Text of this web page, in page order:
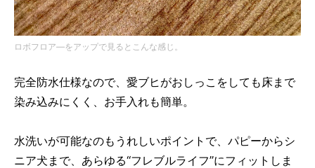
ロボフロア―をアップで見るとこんな感じ。
完全防水仕様なので、愛ブヒがおしっこをしても床まで
染み込みにくく、お手入れも簡単。
水洗いが可能なのもうれしいポイントで、パピーからシ
ニア犬まで、あらゆる“フレブルライフ”にフィットしま